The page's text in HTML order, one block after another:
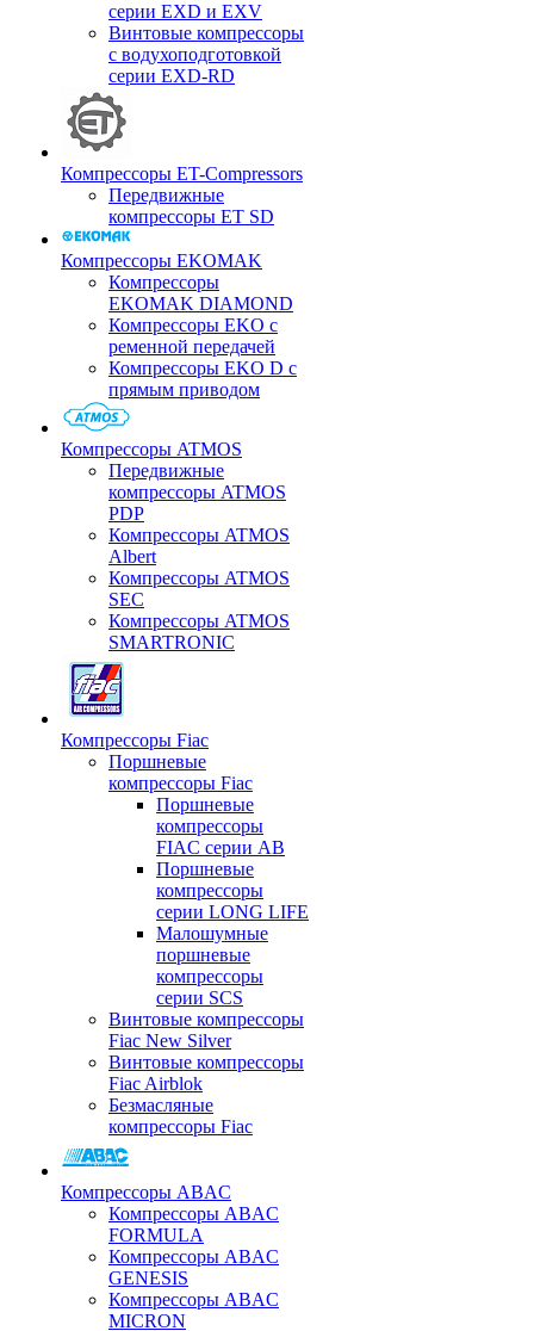
серии EXD и EXV
Винтовые компрессоры
с водухоподготовкой
серии EXD-RD
Компрессоры ET-Compressors
Передвижные
компрессоры ET SD
Компрессоры EKOMAK
Компрессоры
EKOMAK DIAMOND
Компрессоры EKO c
ременной передачей
Компрессоры EKO D с
прямым приводом
Компрессоры ATMOS
Передвижные
компрессоры ATMOS
PDP
Компрессоры ATMOS
Albert
Компрессоры ATMOS
SEC
Компрессоры ATMOS
SMARTRONIC
Компрессоры Fiac
Поршневые
компрессоры Fiac
Поршневые
компрессоры
FIAC серии AB
Поршневые
компрессоры
серии LONG LIFE
Малошумные
поршневые
компрессоры
серии SCS
Винтовые компрессоры
Fiac New Silver
Винтовые компрессоры
Fiac Airblok
Безмасляные
компрессоры Fiac
Компрессоры ABAC
Компрессоры ABAC
FORMULA
Компрессоры ABAC
GENESIS
Компрессоры ABAC
MICRON